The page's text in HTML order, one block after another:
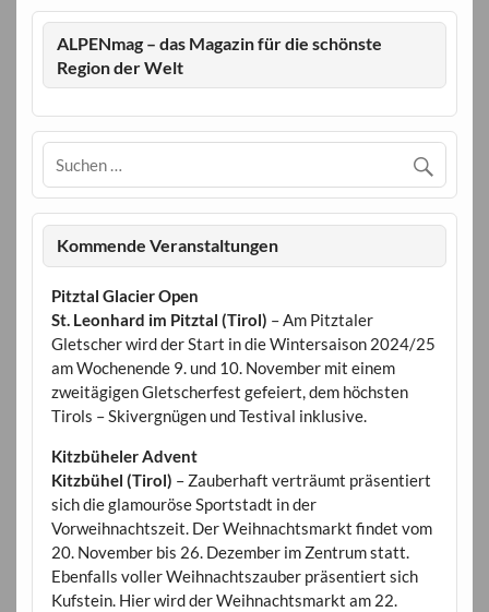
ALPENmag – das Magazin für die schönste
Region der Welt
Kommende Veranstaltungen
Pitztal Glacier Open
St. Leonhard im Pitztal (Tirol) – Am Pitztaler
Gletscher wird der Start in die Wintersaison 2024/25
am Wochenende 9. und 10. November mit einem
zweitägigen Gletscherfest gefeiert, dem höchsten
Tirols – Skivergnügen und Testival inklusive.
Kitzbüheler Advent
Kitzbühel (Tirol) – Zauberhaft verträumt präsentiert
sich die glamouröse Sportstadt in der
Vorweihnachtszeit. Der Weihnachtsmarkt findet vom
20. November bis 26. Dezember im Zentrum statt.
Ebenfalls voller Weihnachtszauber präsentiert sich
Kufstein. Hier wird der Weihnachtsmarkt am 22.